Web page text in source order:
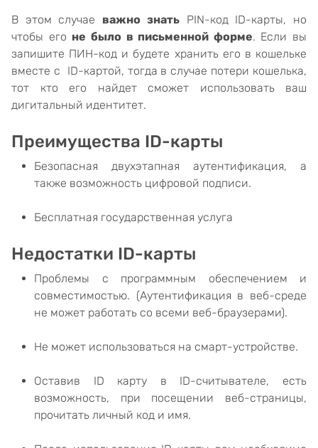
В этом случае важно знатьPIN-код ID-карты, но
чтобы его не было в письменной форме. Если вы
запишите ПИН-код и будете хранить его в кошельке
вместе с ID-картой, тогда в случае потери кошелька,
тот кто его найдет сможет использовать ваш
дигитальный идентитет.
Преимущества ID-карты
Безопасная двухэтапная аутентификация, а
также возможность цифровой подписи.
Бесплатная государственная услуга
Недостатки ID-карты
Проблемы с программным обеспечением и
совместимостью. (Аутентификация в веб-среде
не может работать со всеми веб-браузерами).
Не может использоваться на смарт-устройстве.
Оставив ID карту в ID-считывателе, есть
возможность, при посещении веб-страницы,
прочитать личный код и имя.